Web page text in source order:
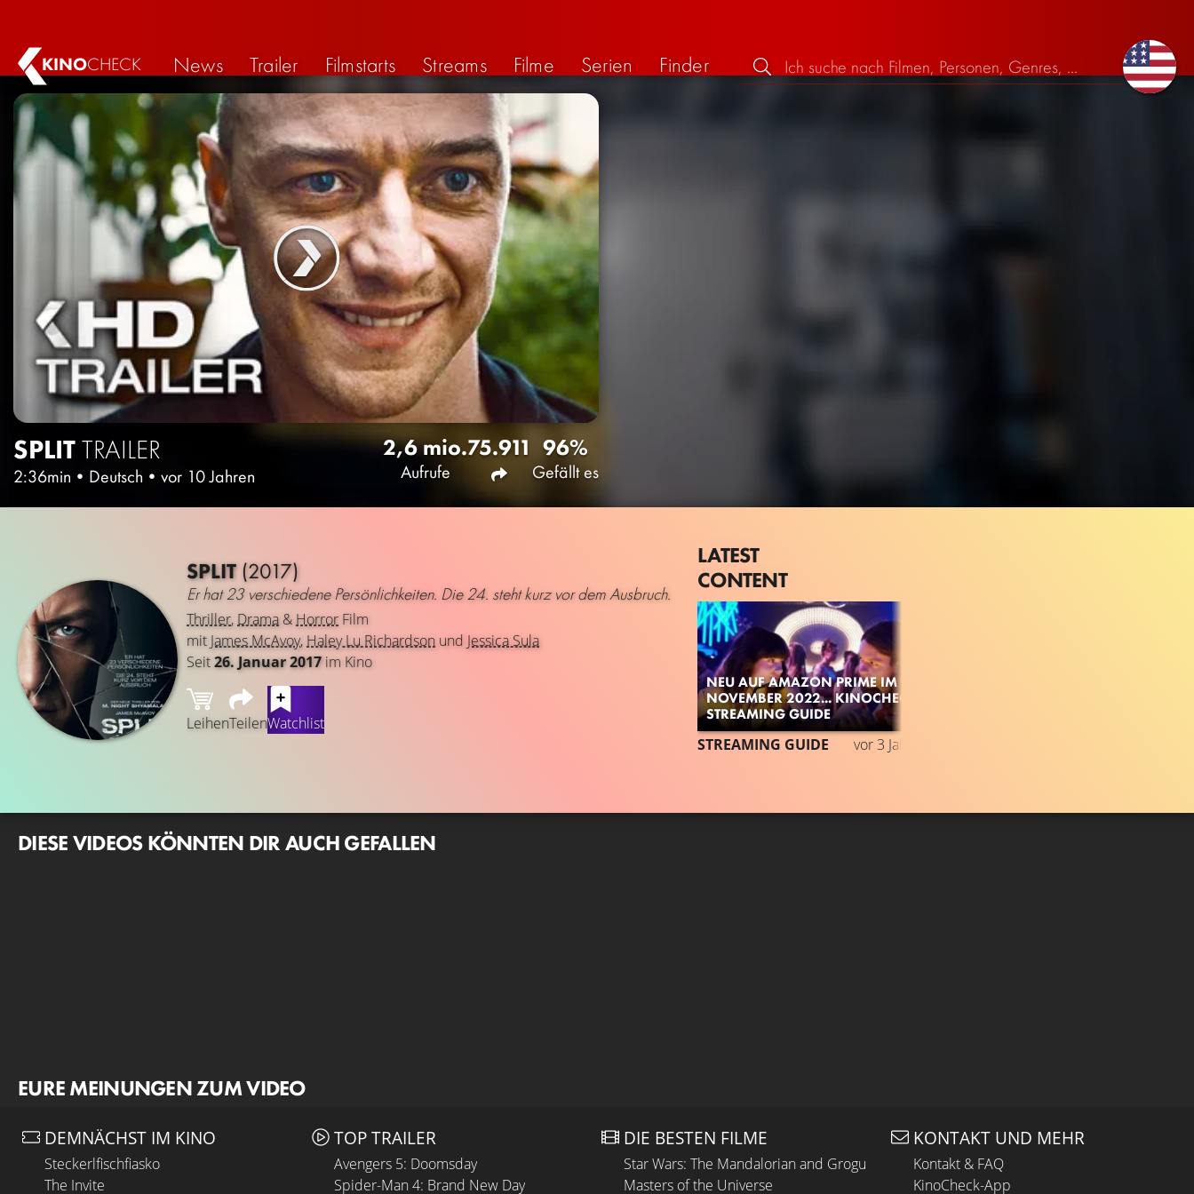
KINOCHECK News Trailer Filmstarts Streams Filme Serien Finder
SPLITTRAILER
2:36min • Deutsch • vor 10 Jahren
2,6 mio.
Aufrufe
75.911 96%
Gefällt es
SPLIT(2017)
Er hat 23 verschiedene Persönlichkeiten. Die 24. steht kurz vor dem Ausbruch.
Thriller, Drama& Horror Film
mit James McAvoy, Haley Lu Richardson und Jessica Sula
Seit26. Januar 2017im Kino
LeihenTeilenWatchlist
LATEST
CONTENT
NEU AUF AMAZON PRIME IM
NOVEMBER 2022... KINOCHECK
STREAMING GUIDE
STREAMING GUIDE vor 3 Jahren
DIESE VIDEOS KÖNNTEN DIR AUCH GEFALLEN
EURE MEINUNGEN ZUM VIDEO
DEMNÄCHST IM KINO
Steckerlfischfiasko
The Invite
TOP TRAILER
Avengers 5: Doomsday
Spider-Man 4: Brand New Day
DIE BESTEN FILME
Star Wars: The Mandalorian and Grogu
Masters of the Universe
KONTAKT UND MEHR
Kontakt & FAQ
KinoCheck-App